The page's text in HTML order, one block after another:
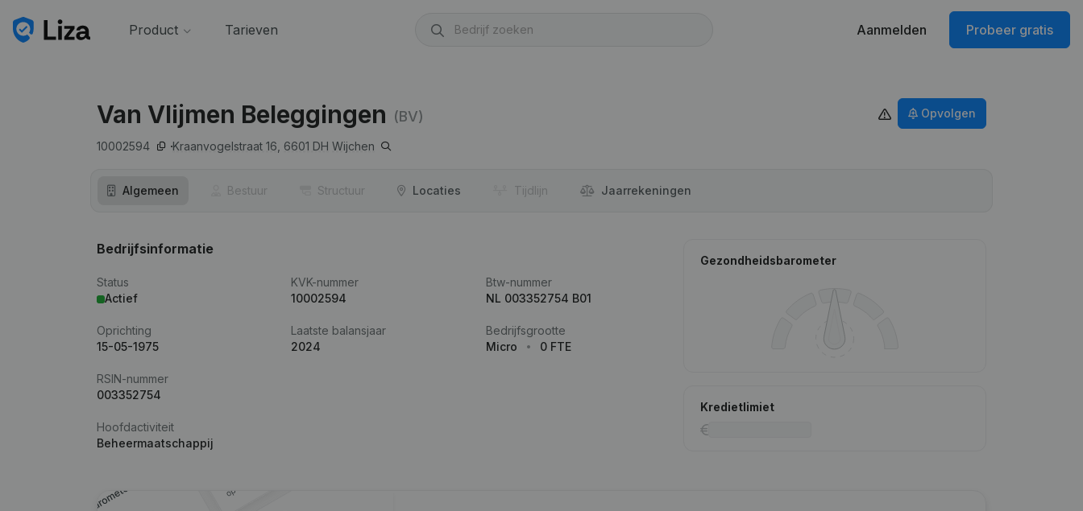
Product Tarieven Aanmelden Probeer gratis
Van Vlijmen Beleggingen (BV)
10002594 Kraanvogelstraat 16, 6601 DH Wijchen
Opvolgen
Algemeen Bestuur Structuur Locaties Tijdlijn Jaar­rekeningen
Bedrijfsinformatie
Status
Actief
KVK-nummer
10002594
Btw-nummer
NL 003352754 B01
Oprichting
15-05-1975
Laatste balansjaar
2024
Bedrijfsgrootte
Micro
0 FTE
RSIN-nummer
003352754
Hoofdactiviteit
Beheermaatschappij
Gezondheidsbarometer
Kredietlimiet